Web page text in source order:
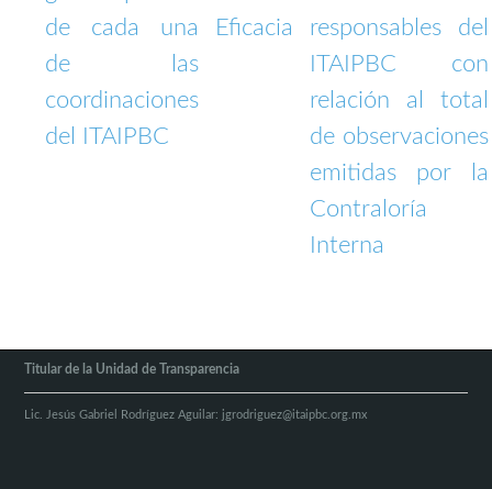
de cada una
de las
coordinaciones
del ITAIPBC
Eficacia
responsables del
ITAIPBC con
relación al total
de observaciones
emitidas por la
Contraloría
Interna
Titular de la Unidad de Transparencia
Lic. Jesús Gabriel Rodríguez Aguilar: jgrodriguez@itaipbc.org.mx